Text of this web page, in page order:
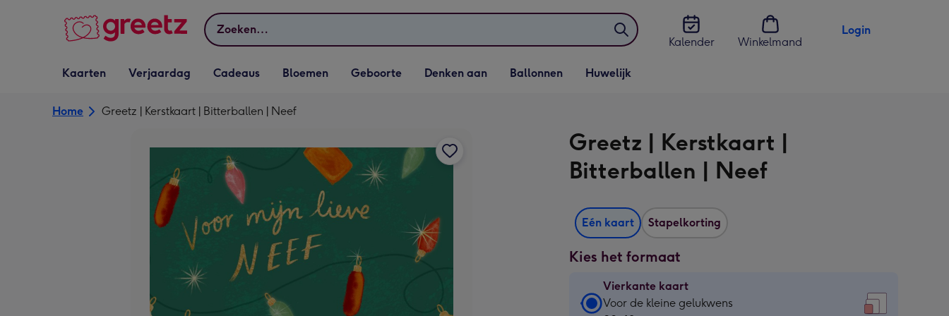
Zoeken
Kalender
Winkelmand
Login
Vervolgkeuzelijst
Kaarten openen
Kaarten
Vervolgkeuzelijst
Verjaardag openen
Verjaardag
Vervolgkeuzelijst
Cadeaus openen
Cadeaus
Vervolgkeuzelijst
Bloemen openen
Bloemen
Vervolgkeuzelijst
Geboorte openen
Geboorte
Vervolgkeuzelijst
Denken aan openen
Denken aan
Vervolgkeuzelijst
Ballonnen openen
Ballonnen
Vervolgkeuzelijst
Huwelijk openen
Huwelijk
Home Greetz | Kerstkaart | Bitterballen | Neef
Greetz | Kerstkaart |
Bitterballen | Neef
Eén kaart Stapelkorting
Kies het formaat
Vierkante kaart
Vierkante
Voor de kleine gelukwens